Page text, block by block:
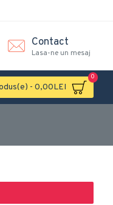
Contact
Lasa-ne un mesaj
- 0,00LEI
0